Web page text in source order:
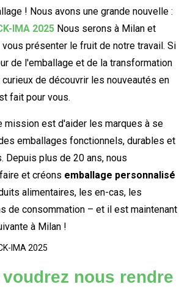
! Nous avons une grande nouvelle :
IMA 2025 Nous serons à Milan et
présenter le fruit de notre travail. Si
de l'emballage et de la transformation
de découvrir les nouveautés en
fait pour vous.
mission est d'aider les marques à se
emballages fonctionnels, durables et
plus de 20 ans, nous
et créons emballage personnalisé
alimentaires, les en-cas, les
de consommation – et il est maintenant
à Milan !
nous rendre